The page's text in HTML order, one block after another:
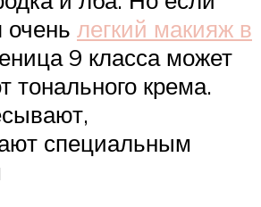
очень легкий макияж в
9 класса может
тонального крема.
специальным